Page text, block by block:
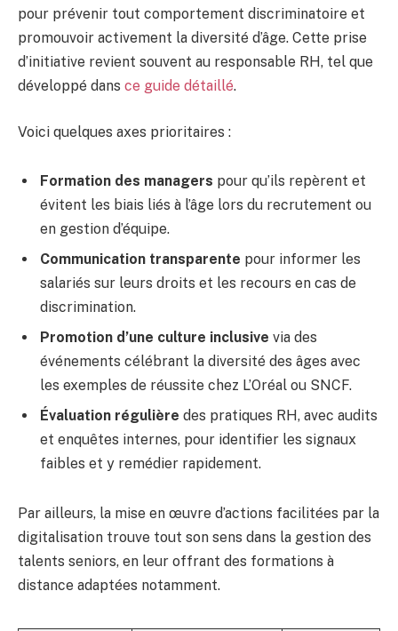
pour prévenir tout comportement discriminatoire et
promouvoir activement la diversité d’âge. Cette prise
d’initiative revient souvent au responsable RH, tel que
développé dans ce guide détaillé.
Voici quelques axes prioritaires :
Formation des managers pour qu’ils repèrent et
évitent les biais liés à l’âge lors du recrutement ou
en gestion d’équipe.
Communication transparente pour informer les
salariés sur leurs droits et les recours en cas de
discrimination.
Promotion d’une culture inclusive via des
événements célébrant la diversité des âges avec
les exemples de réussite chez L’Oréal ou SNCF.
Évaluation régulière des pratiques RH, avec audits
et enquêtes internes, pour identifier les signaux
faibles et y remédier rapidement.
Par ailleurs, la mise en œuvre d’actions facilitées par la
digitalisation trouve tout son sens dans la gestion des
talents seniors, en leur offrant des formations à
distance adaptées notamment.